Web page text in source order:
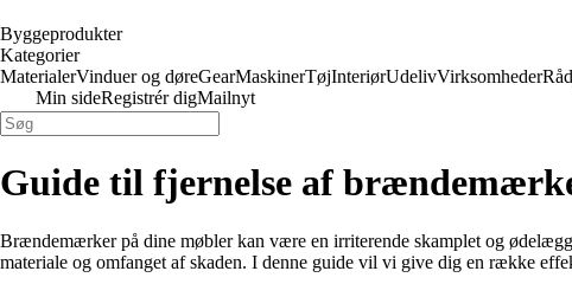
Byggeprodukter
Kategorier
MaterialerVinduer og døreGearMaskinerTøjInteriørUdelivVirksomheder
Min sideRegistrér digMailnyt
Guide til fjernelse af
Brændemærker på dine møbler kan være en irriterende skamplet og
materiale og omfanget af skaden. I denne guide vil vi give dig en række